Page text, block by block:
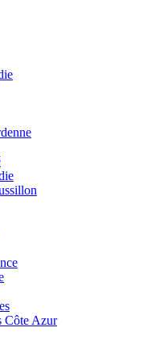
Côte Azur